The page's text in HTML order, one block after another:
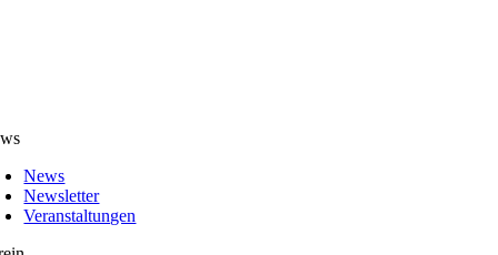
News
Newsletter
Veranstaltungen